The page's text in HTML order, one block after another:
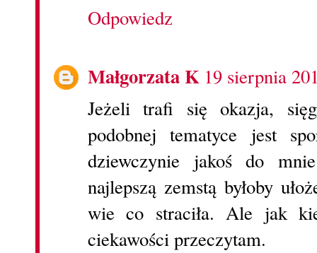
Odpowiedz
Małgorzata K 19 sierpnia
Jeżeli trafi się okazja,
podobnej tematyce jest
dziewczynie jakoś do
najlepszą zemstą byłoby
wie co straciła. Ale jak
ciekawości przeczytam.